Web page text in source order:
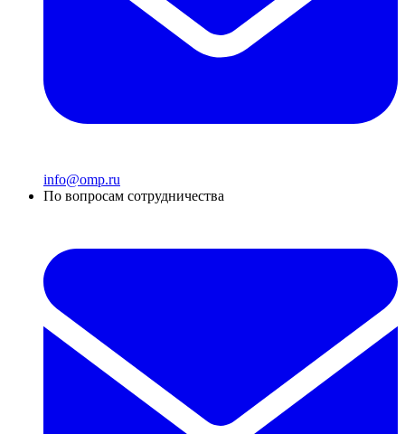
info@omp.ru
По вопросам сотрудничества